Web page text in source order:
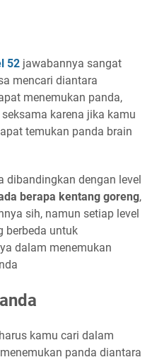
52 jawabannya sangat
mencari diantara
menemukan panda,
karena jika kamu
temukan panda brain
dibandingkan dengan level
berapa kentang goreng,
sih, namun setiap level
berbeda untuk
dalam menemukan
kamu cari dalam
panda diantara